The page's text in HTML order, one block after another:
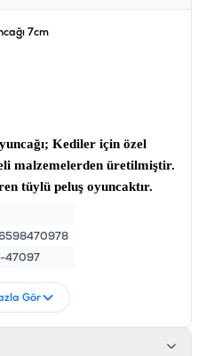
7cm
Kediler için özel
malzemelerden üretilmiştir.
tüylü peluş oyuncaktır.
47097
Gör